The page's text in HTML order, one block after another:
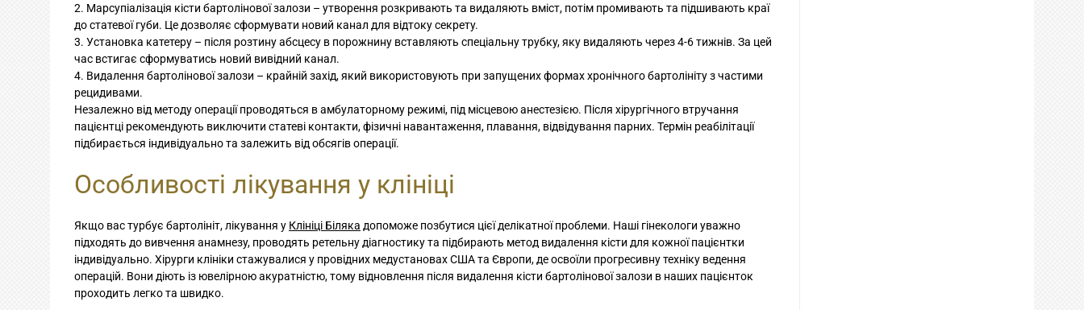
Марсупіалізація кісти бартолінової залози – утворення розкривають та видаляють вміст, потім промивають та підшивають краї
до статевої губи. Це дозволяє сформувати новий канал для відтоку секрету.
Установка катетеру – після розтину абсцесу в порожнину вставляють спеціальну трубку, яку видаляють через 4-6 тижнів. За цей
час встигає сформуватись новий вивідний канал.
Видалення бартолінової залози – крайній захід, який використовують при запущених формах хронічного бартолініту з частими
рецидивами.
Незалежно від методу операції проводяться в амбулаторному режимі, під місцевою анестезією. Після хірургічного втручання
пацієнтці рекомендують виключити статеві контакти, фізичні навантаження, плавання, відвідування парних. Термін реабілітації
підбирається індивідуально та залежить від обсягів операції.
Особливості лікування у клініці
Якщо вас турбує бартолініт, лікування у Клініці Біляка допоможе позбутися цієї делікатної проблеми. Наші гінекологи уважно
підходять до вивчення анамнезу, проводять ретельну діагностику та підбирають метод видалення кісти для кожної пацієнтки
індивідуально. Хірурги клініки стажувалися у провідних медустановах США та Європи, де освоїли прогресивну техніку ведення
операцій. Вони діють із ювелірною акуратністю, тому відновлення після видалення кісти бартолінової залози в наших пацієнток
проходить легко та швидко.